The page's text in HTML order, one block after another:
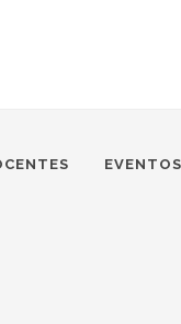
EVENTOS